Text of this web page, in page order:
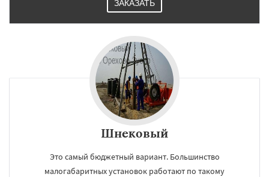
ЗАКАЗАТЬ
Шнековый
Это самый бюджетный вариант. Большинство
малогабаритных установок работают по такому